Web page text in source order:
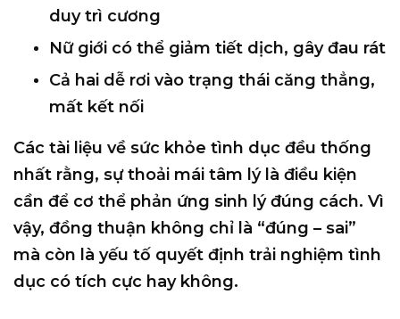
duy trì cương
Nữ giới có thể giảm tiết dịch, gây đau rát
Cả hai dễ rơi vào trạng thái căng thẳng,
mất kết nối
Các tài liệu về sức khỏe tình dục đều thống
nhất rằng, sự thoải mái tâm lý là điều kiện
cần để cơ thể phản ứng sinh lý đúng cách. Vì
vậy, đồng thuận không chỉ là “đúng – sai”
mà còn là yếu tố quyết định trải nghiệm tình
dục có tích cực hay không.